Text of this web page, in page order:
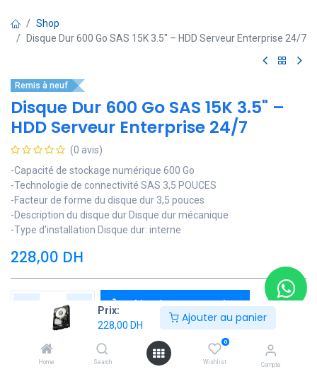
Prix:
228,00 DH
Ajouter au panier
Home Search
0
Wishlist Compte
Shop
Disque Dur 600 Go SAS 15K 3.5" – HDD Serveur Enterprise 24/7
Remis à neuf
Disque Dur 600 Go SAS 15K 3.5" –
HDD Serveur Enterprise 24/7
(0 avis)
-Capacité de stockage numérique 600 Go
-Technologie de connectivité SAS 3,5 POUCES
-Facteur de forme du disque dur 3,5 pouces
-Description du disque dur Disque dur mécanique
-Type d'installation Disque dur: interne
228,00 DH
Ajouter au panier
Contactez Nous